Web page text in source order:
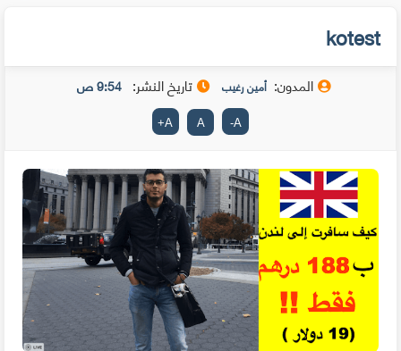
kotest
المدون: أمين رغيب تاريخ النشر: 9:54 ص
A
-
A
A
+